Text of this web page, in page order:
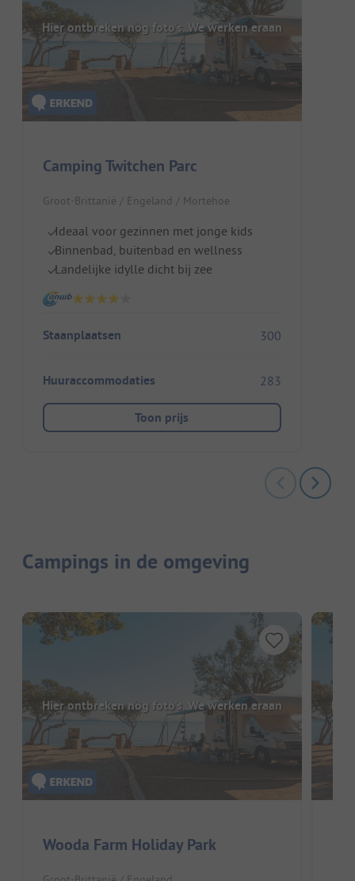
Hier ontbreken nog foto's. We werken eraan
Camping Twitchen Parc
Groot-Brittanië / Engeland / Mortehoe
Ideaal voor gezinnen met jonge kids
Binnenbad, buitenbad en wellness
Landelijke idylle dicht bij zee
Staanplaatsen 300
Huuraccommodaties 283
Toon prijs
Campings in de omgeving
Hier ontbreken nog foto's. We werken eraan
Wooda Farm Holiday Park